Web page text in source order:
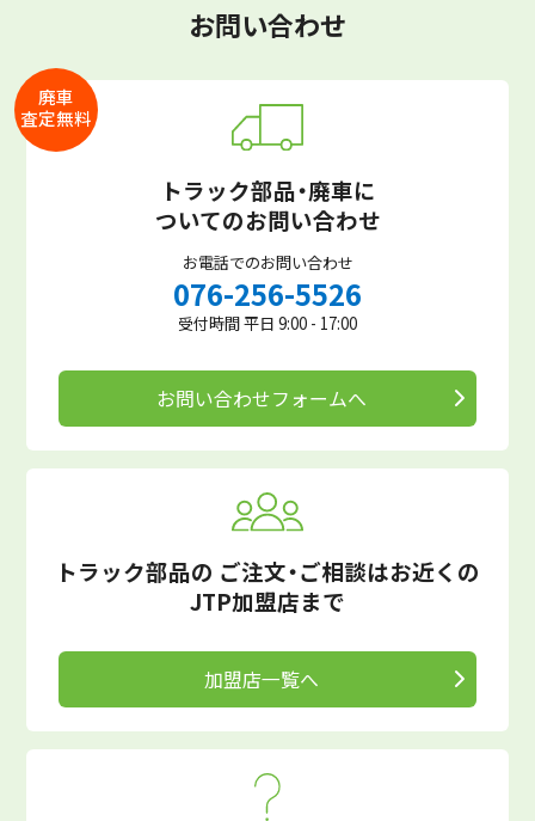
お問い合わせ
廃車
査定無料
トラック部品・廃車に
ついてのお問い合わせ
お電話でのお問い合わせ
076-256-5526
受付時間 平日 9:00 - 17:00
お問い合わせフォームへ
トラック部品の ご注文・ご相談はお近くの
JTP加盟店まで
加盟店一覧へ